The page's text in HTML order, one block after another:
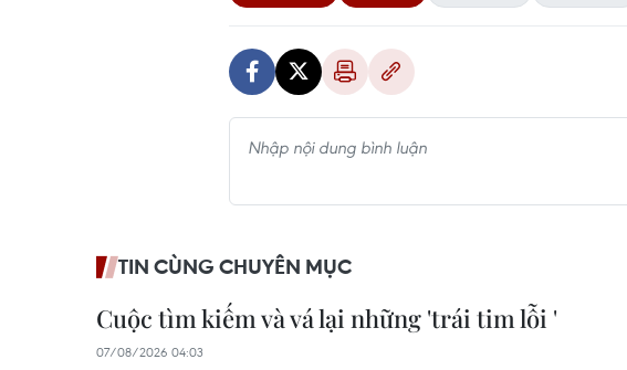
TIN CÙNG CHUYÊN MỤC
Cuộc tìm kiếm và vá lại những 'trái tim lỗi '
07/08/2026 04:03